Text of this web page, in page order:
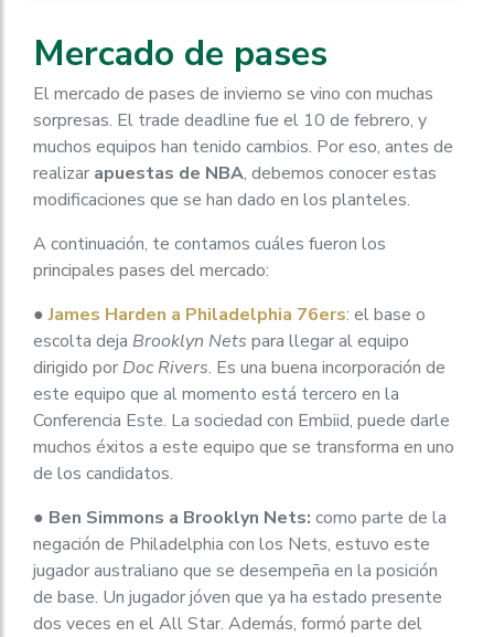
Mercado de pases
El mercado de pases de invierno se vino con muchas
sorpresas. El trade deadline fue el 10 de febrero, y
muchos equipos han tenido cambios. Por eso, antes de
realizar apuestas de NBA, debemos conocer estas
modificaciones que se han dado en los planteles.
A continuación, te contamos cuáles fueron los
principales pases del mercado:
● James Harden a Philadelphia 76ers: el base o
escolta deja Brooklyn Nets para llegar al equipo
dirigido por Doc Rivers. Es una buena incorporación de
este equipo que al momento está tercero en la
Conferencia Este. La sociedad con Embiid, puede darle
muchos éxitos a este equipo que se transforma en uno
de los candidatos.
● Ben Simmons a Brooklyn Nets: como parte de la
negación de Philadelphia con los Nets, estuvo este
jugador australiano que se desempeña en la posición
de base. Un jugador jóven que ya ha estado presente
dos veces en el All Star. Además, formó parte del